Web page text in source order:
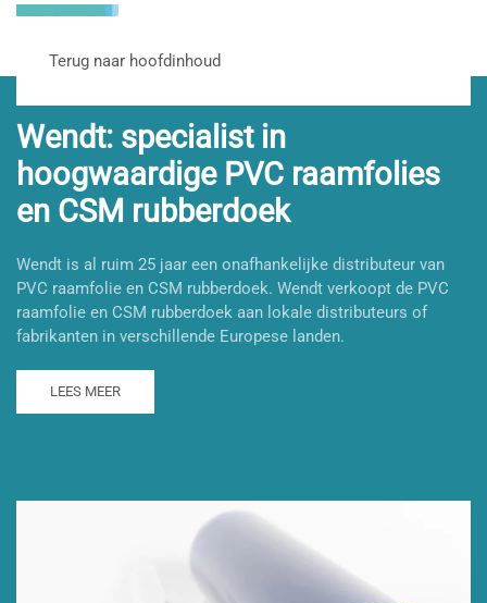
Terug naar hoofdinhoud
Wendt: specialist in
hoogwaardige PVC raamfolies
en CSM rubberdoek
Wendt is al ruim 25 jaar een onafhankelijke distributeur van
PVC raamfolie en CSM rubberdoek. Wendt verkoopt de PVC
raamfolie en CSM rubberdoek aan lokale distributeurs of
fabrikanten in verschillende Europese landen.
LEES MEER